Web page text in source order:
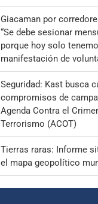
Giacaman por
“Se debe sesionar
porque hoy solo
manifestación de
Seguridad: Kast busca
compromisos de
Agenda Contra el
Terrorismo (ACOT)
Tierras raras: Informe
el mapa geopolítico